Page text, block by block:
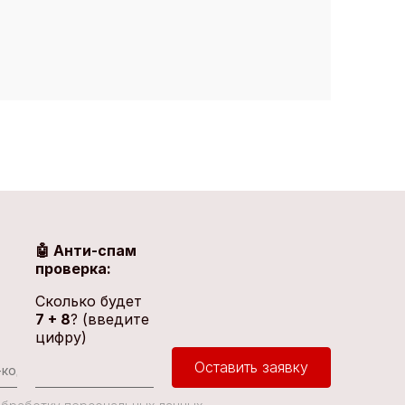
🤖 Анти-спам
проверка:
Сколько будет
7 + 8? (введите
цифру)
Оставить заявку